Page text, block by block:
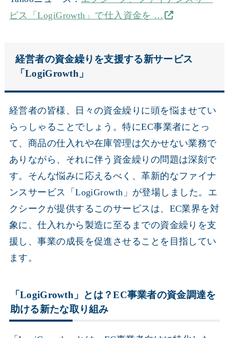
ビス「LogiGrowth」で仕入資金を …
経営者の資金繰りを支援する新サービス
「LogiGrowth」
経営者の皆様、日々の資金繰りに頭を悩ませてい
らっしゃることでしょう。特にEC事業者にとっ
て、商品の仕入れや在庫管理は欠かせない業務で
ありながら、それに伴う資金繰りの問題は深刻で
す。そんな悩みに応えるべく、革新的なファイナ
ンスサービス「LogiGrowth」が登場しました。エ
クシークが提供するこのサービスは、EC業界を対
象に、仕入れから製造に至るまでの資金繰りを支
援し、事業の成長を促進させることを目指してい
ます。
「LogiGrowth」とは？EC事業者の資金調達を
助ける新たな取り組み